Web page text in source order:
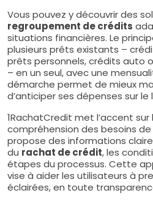
Vous pouvez y découvrir des
regroupement de crédits
situations financières. Le
plusieurs prêts existants –
prêts personnels, crédits auto
– en un seul, avec une
démarche permet de mieux
d’anticiper ses dépenses sur
1RachatCredit met l’accent
compréhension des besoins
propose des informations
du rachat de crédit, les
étapes du processus. Cette
vise à aider les utilisateurs à
éclairées, en toute